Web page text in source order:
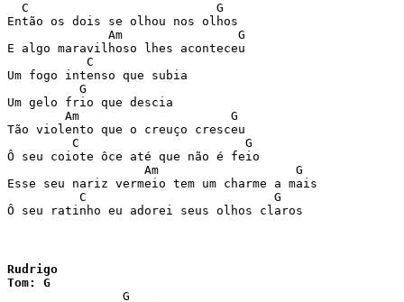
  C                          G
Então os dois se olhou nos olhos
              Am                G
E algo maravilhoso lhes aconteceu
           C
Um fogo intenso que subia
          G
Um gelo frio que descia
        Am                     G
Tão violento que o creuço cresceu
         C                       G
Ô seu coiote ôce até que não é feio
                   Am                   G
Esse seu nariz vermeio tem um charme a mais
          C                          G
Ô seu ratinho eu adorei seus olhos claros
Rudrigo
Tom: G